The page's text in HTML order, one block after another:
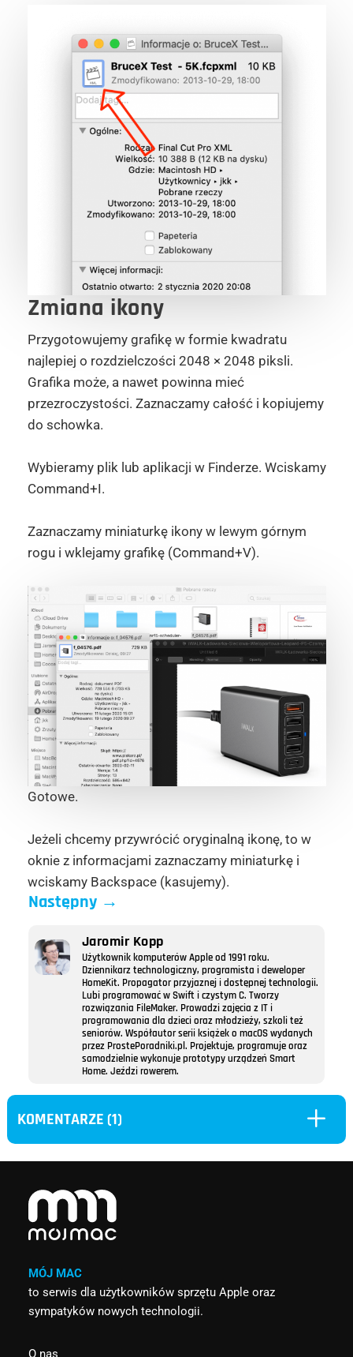
Zmiana ikony
Przygotowujemy grafikę w formie kwadratu
najlepiej o rozdzielczości 2048 × 2048 piksli.
Grafika może, a nawet powinna mieć
przezroczystości. Zaznaczamy całość i kopiujemy
do schowka.
Wybieramy plik lub aplikacji w Finderze. Wciskamy
Command+I.
Zaznaczamy miniaturkę ikony w lewym górnym
rogu i wklejamy grafikę (Command+V).
Gotowe.
Jeżeli chcemy przywrócić oryginalną ikonę, to w
oknie z informacjami zaznaczamy miniaturkę i
wciskamy Backspace (kasujemy).
Następny→
Jaromir Kopp
Użytkownik komputerów Apple od 1991 roku.
Dziennikarz technologiczny, programista i deweloper
HomeKit. Propagator przyjaznej i dostępnej technologii.
Lubi programować w Swift i czystym C. Tworzy
rozwiązania FileMaker. Prowadzi zajęcia z IT i
programowania dla dzieci oraz młodzieży, szkoli też
seniorów. Współautor serii książek o macOS wydanych
przez ProstePoradniki.pl. Projektuje, programuje oraz
samodzielnie wykonuje prototypy urządzeń Smart
Home. Jeździ rowerem.
KOMENTARZE (1) L
MÓJ MAC
to serwis dla użytkowników sprzętu Apple oraz
sympatyków nowych technologii.
O nas